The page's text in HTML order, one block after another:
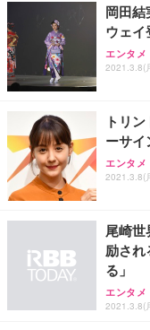
務用 お
Sezlife
ワーク
能 人間
務用
ッシュ
ス圧無
【整備
ー フル
ort/VGA
【
グモニ
Smart
限定】
超厚型
アイリ
ュラー
岡田
ウェイ
エンタメ
2021.3.8(
トリ
ーサイ
エンタメ
2021.3.8(
尾崎
励され
る」
エンタメ
2021.3.8(